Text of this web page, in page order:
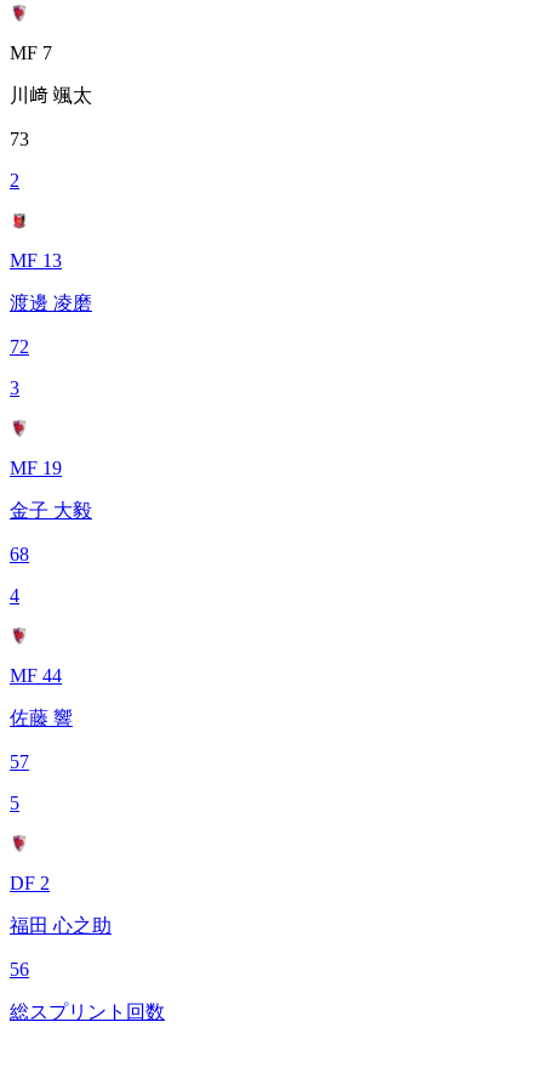
MF 7
川﨑 颯太
73
2
MF 13
渡邊 凌磨
72
3
MF 19
金子 大毅
68
4
MF 44
佐藤 響
57
5
DF 2
福田 心之助
56
総スプリント回数